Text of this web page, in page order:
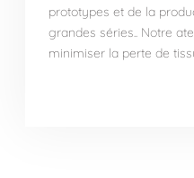
prototypes et de la
grandes séries.. Notre
minimiser la perte de